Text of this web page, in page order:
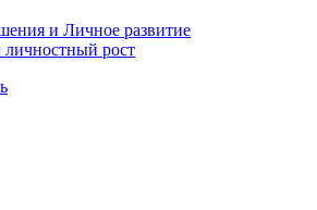
и Личное развитие
личностный рост